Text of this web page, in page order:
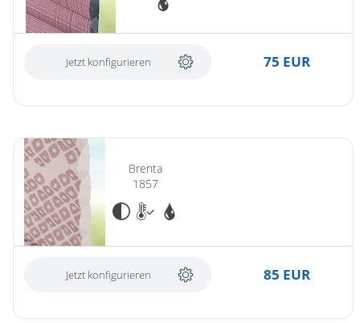
Jetzt konfigurieren 75 EUR
Brenta
1857
Jetzt konfigurieren 85 EUR